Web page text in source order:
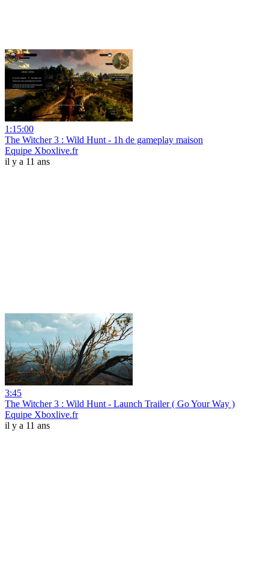
1:15:00
The Witcher 3 : Wild Hunt - 1h de gameplay maison
Equipe Xboxlive.fr
il y a 11 ans
3:45
The Witcher 3 : Wild Hunt - Launch Trailer ( Go Your Way )
Equipe Xboxlive.fr
il y a 11 ans